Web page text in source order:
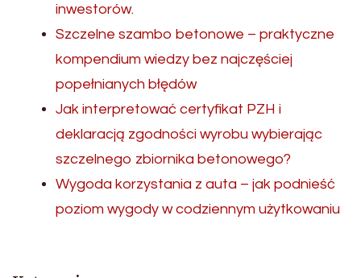
inwestorów.
Szczelne szambo betonowe – praktyczne
kompendium wiedzy bez najczęściej
popełnianych błędów
Jak interpretować certyfikat PZH i
deklaracją zgodności wyrobu wybierając
szczelnego zbiornika betonowego?
Wygoda korzystania z auta – jak podnieść
poziom wygody w codziennym użytkowaniu